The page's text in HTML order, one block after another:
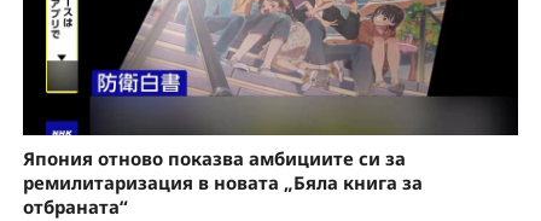
Япония отново показва амбициите си за
ремилитаризация в новата „Бяла книга за
отбраната“